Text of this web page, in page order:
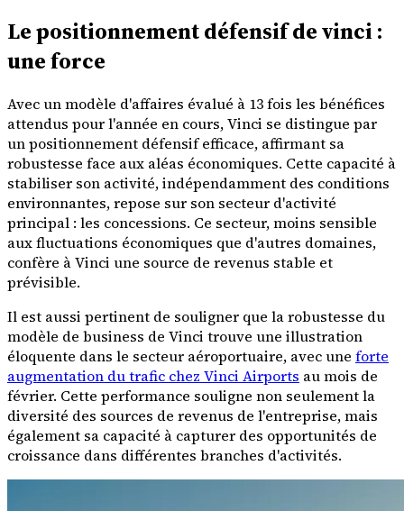
Le positionnement défensif de vinci :
une force
Avec un modèle d'affaires évalué à 13 fois les bénéfices
attendus pour l'année en cours, Vinci se distingue par
un positionnement défensif efficace, affirmant sa
robustesse face aux aléas économiques. Cette capacité à
stabiliser son activité, indépendamment des conditions
environnantes, repose sur son secteur d'activité
principal : les concessions. Ce secteur, moins sensible
aux fluctuations économiques que d'autres domaines,
confère à Vinci une source de revenus stable et
prévisible.
Il est aussi pertinent de souligner que la robustesse du
modèle de business de Vinci trouve une illustration
éloquente dans le secteur aéroportuaire, avec une forte
augmentation du trafic chez Vinci Airports au mois de
février. Cette performance souligne non seulement la
diversité des sources de revenus de l'entreprise, mais
également sa capacité à capturer des opportunités de
croissance dans différentes branches d'activités.